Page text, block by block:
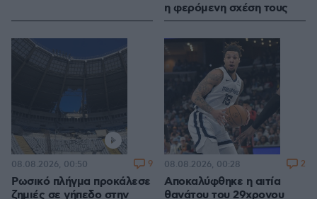
η φερόμενη σχέση τους
Ρωσικό πλήγμα προκάλεσε
ζημιές σε γήπεδο στην
08.08.2026, 00:50 9
Αποκαλύφθηκε η αιτία
θανάτου του 29χρονου
08.08.2026, 00:28 2